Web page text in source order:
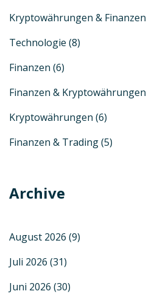
Kryptowährungen & Finanzen
Technologie (8)
Finanzen (6)
Finanzen & Kryptowährungen
Kryptowährungen (6)
Finanzen & Trading(5)
Archive
August 2026 (9)
Juli 2026 (31)
Juni 2026 (30)